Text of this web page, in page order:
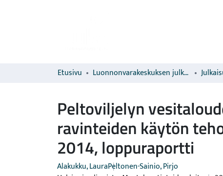
Etusivu Luonnonvarakeskuksen julkaisut
Peltoviljelyn
ravinteiden käytön
2014, loppuraportti
Alakukku, LauraPeltonen-Sainio, Pirjo